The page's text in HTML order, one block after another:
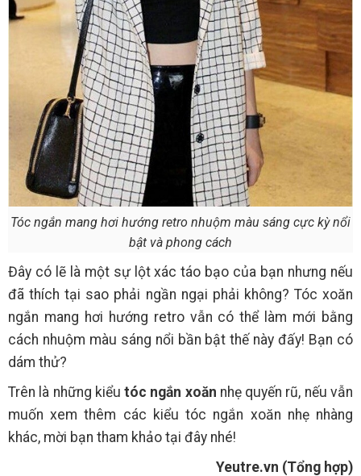
Tóc ngắn mang hơi hướng retro nhuộm màu sáng cực kỳ nổi
bật và phong cách
Đây có lẽ là một sự lột xác táo bạo của bạn nhưng nếu
đã thích tại sao phải ngần ngại phải không? Tóc xoăn
ngắn mang hơi hướng retro vẫn có thể làm mới bằng
cách nhuộm màu sáng nổi bần bật thế này đấy! Bạn có
dám thử?
Trên là những kiểutóc ngắn xoăn nhẹ quyến rũ, nếu vẫn
muốn xem thêm các kiểu tóc ngắn xoăn nhẹ nhàng
khác, mời bạn tham khảo tại đây nhé!
Yeutre.vn (Tổng hợp)